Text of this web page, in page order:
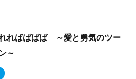
ればばばば ～愛と勇気のツー
～